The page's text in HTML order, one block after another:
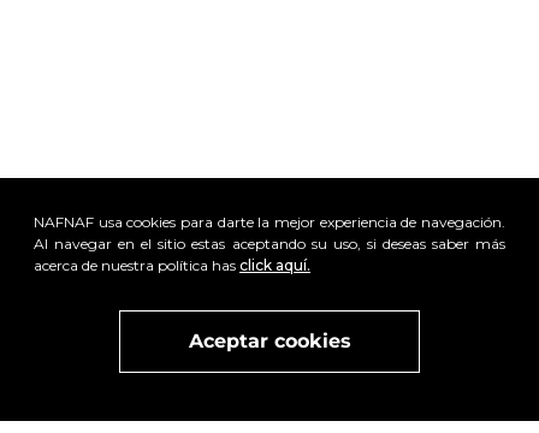
vivant active x
NAFNAF usa cookies para darte la mejor experiencia de navegación.
Al navegar en el sitio estas aceptando su uso, si deseas saber más
acerca de nuestra política has click aquí.
Aceptar cookies